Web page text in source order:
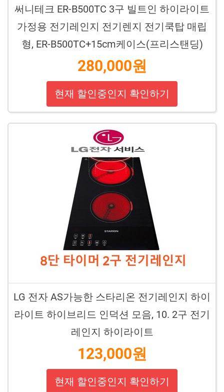
써니테크 ER-B500TC 3구 빌트인 하이라이트
가정용 전기레인지 전기렌지 전기쿡탑 매립
형, ER-B500TC+15cm케이스(프리스탠딩)
280,000원
현재 할인중인지 확인하기
LG 전자 AS가능한 스타리온 전기레인지 하이
라이트 하이브리드 인덕션 모음, 10. 2구 전기
레인지 하이라이트
123,000원
현재 할인중인지 확인하기